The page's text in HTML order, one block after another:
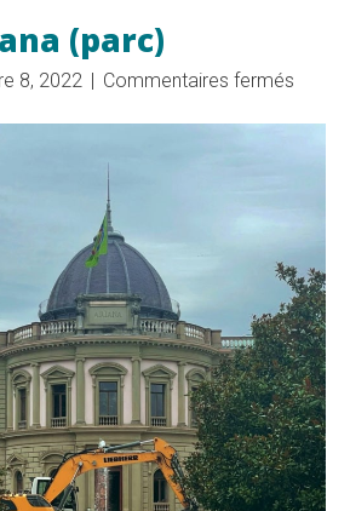
(parc)
8, 2022 | Commentaires fermés
Ariana